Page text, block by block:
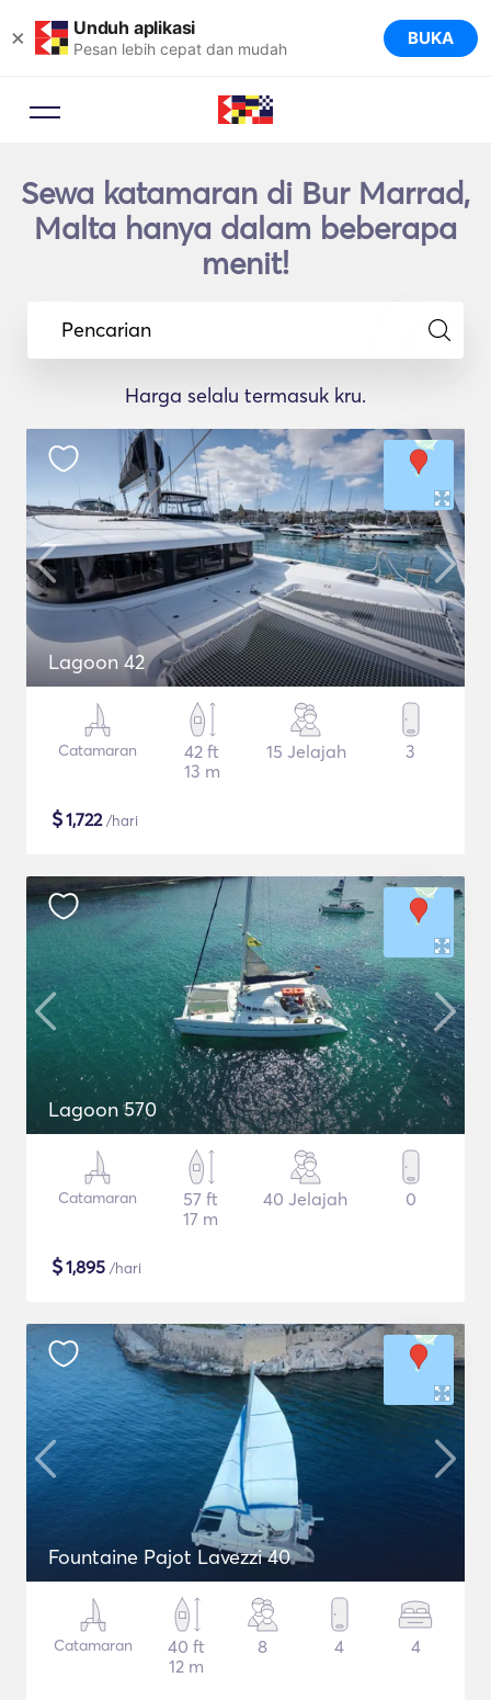
× Unduh aplikasi
Pesan lebih cepat dan mudah BUKA
Sewa katamaran di Bur Marrad,
Malta hanya dalam beberapa
menit!
Pencarian
Harga selalu termasuk kru.
Lagoon 42
Catamaran
42 ft
13 m
15 Jelajah 3
$1,722/hari
Lagoon 570
Catamaran
57 ft
17 m
40 Jelajah 0
$1,895 /hari
Fountaine Pajot Lavezzi 40
Catamaran
40 ft
12 m
8 4 4